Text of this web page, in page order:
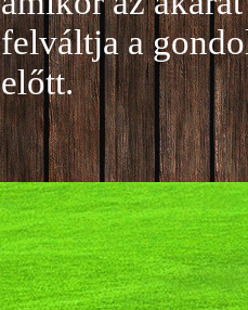
felváltja a
előtt.
Jelentkezés a